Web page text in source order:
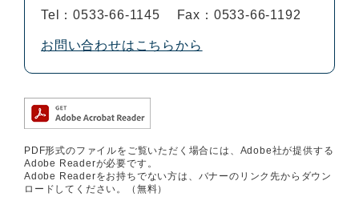
Tel：0533-66-1145
Fax：0533-66-1192
お問い合わせはこちらから
PDF形式のファイルをご覧いただく場合には、Adobe社が提供する
Adobe Readerが必要です。
Adobe Readerをお持ちでない方は、バナーのリンク先からダウン
ロードしてください。（無料）